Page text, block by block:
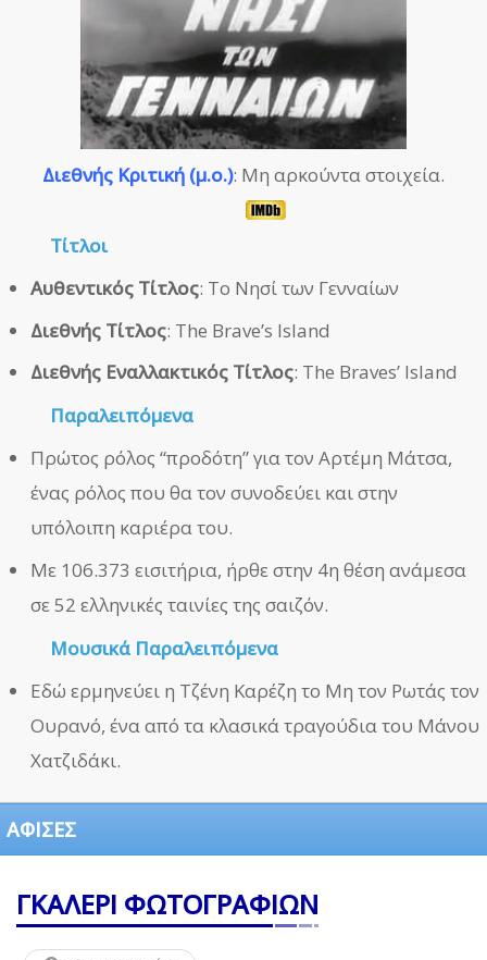
Διεθνής Κριτική (μ.ο.): Μη αρκούντα στοιχεία.
Τίτλοι
Αυθεντικός Τίτλος: Το Νησί των Γενναίων
Διεθνής Τίτλος: The Brave’s Island
Διεθνής Εναλλακτικός Τίτλος: The Braves’ Island
Παραλειπόμενα
Πρώτος ρόλος “προδότη” για τον Αρτέμη Μάτσα,
ένας ρόλος που θα τον συνοδεύει και στην
υπόλοιπη καριέρα του.
Με 106.373 εισιτήρια, ήρθε στην 4η θέση ανάμεσα
σε 52 ελληνικές ταινίες της σαιζόν.
Μουσικά Παραλειπόμενα
Εδώ ερμηνεύει η Τζένη Καρέζη το Μη τον Ρωτάς τον
Ουρανό, ένα από τα κλασικά τραγούδια του Μάνου
Χατζιδάκι.
ΑΦΙΣΕΣ
ΓΚΑΛΕΡΙ ΦΩΤΟΓΡΑΦΙΩΝ